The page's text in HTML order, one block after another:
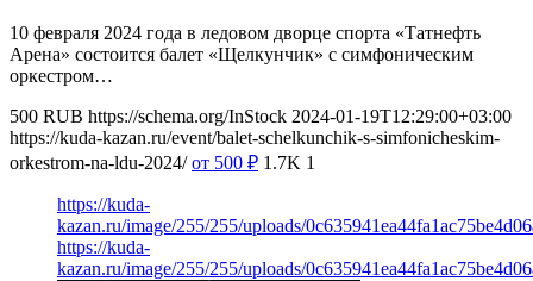
10 февраля 2024 года в ледовом дворце спорта «Татнефть
Арена» состоится балет «Щелкунчик» с симфоническим
оркестром…
500 RUB https://schema.org/InStock 2024-01-19T12:29:00+03:00
https://kuda-kazan.ru/event/balet-schelkunchik-s-simfonicheskim-
orkestrom-na-ldu-2024/ от 500 ₽ 1.7K 1
https://kuda-
kazan.ru/image/255/255/uploads/
https://kuda-
kazan.ru/image/255/255/uploads/